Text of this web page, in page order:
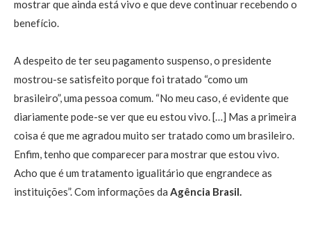
mostrar que ainda está vivo e que deve continuar recebendo o
benefício.
A despeito de ter seu pagamento suspenso, o presidente
mostrou-se satisfeito porque foi tratado “como um
brasileiro”, uma pessoa comum. “No meu caso, é evidente que
diariamente pode-se ver que eu estou vivo. […] Mas a primeira
coisa é que me agradou muito ser tratado como um brasileiro.
Enfim, tenho que comparecer para mostrar que estou vivo.
Acho que é um tratamento igualitário que engrandece as
instituições”. Com informações da Agência Brasil.